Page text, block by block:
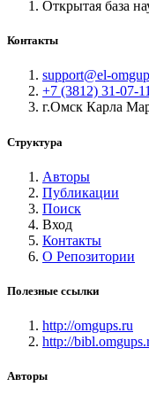
Открытая база
Контакты
support@el-
+7 (3812) 31-07-11
г.Омск Карла
Структура
Авторы
Публикации
Поиск
Вход
Контакты
О Репозитории
Полезные ссылки
http://omgups.ru
http://
Авторы